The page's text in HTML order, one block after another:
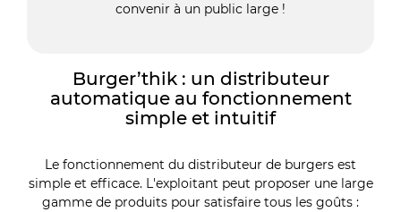
convenir à un public large !
Burger’thik : un distributeur
automatique au fonctionnement
simple et intuitif
Le fonctionnement du distributeur de burgers est
simple et efficace. L'exploitant peut proposer une large
gamme de produits pour satisfaire tous les goûts :